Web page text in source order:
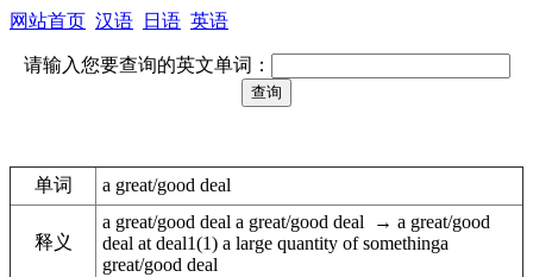
网站首页 汉语 日语 英语
请输入您要查询的英文单词：
单词 a great/good deal
释义
a great/good deal a great/good deal → a great/good
deal at deal1(1) a large quantity of somethinga
great/good deal